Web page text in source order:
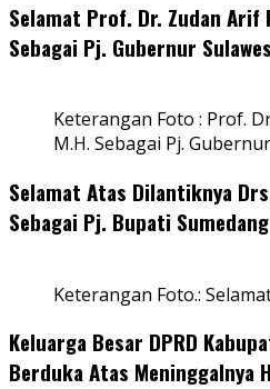
Selamat Prof. Dr. Zudan Arif
Sebagai Pj. Gubernur
Keterangan Foto : Prof.
M.H. Sebagai Pj.
Selamat Atas Dilantiknya
Sebagai Pj. Bupati Sumedang
Keterangan Foto.:
Keluarga Besar DPRD
Berduka Atas Meninggalnya